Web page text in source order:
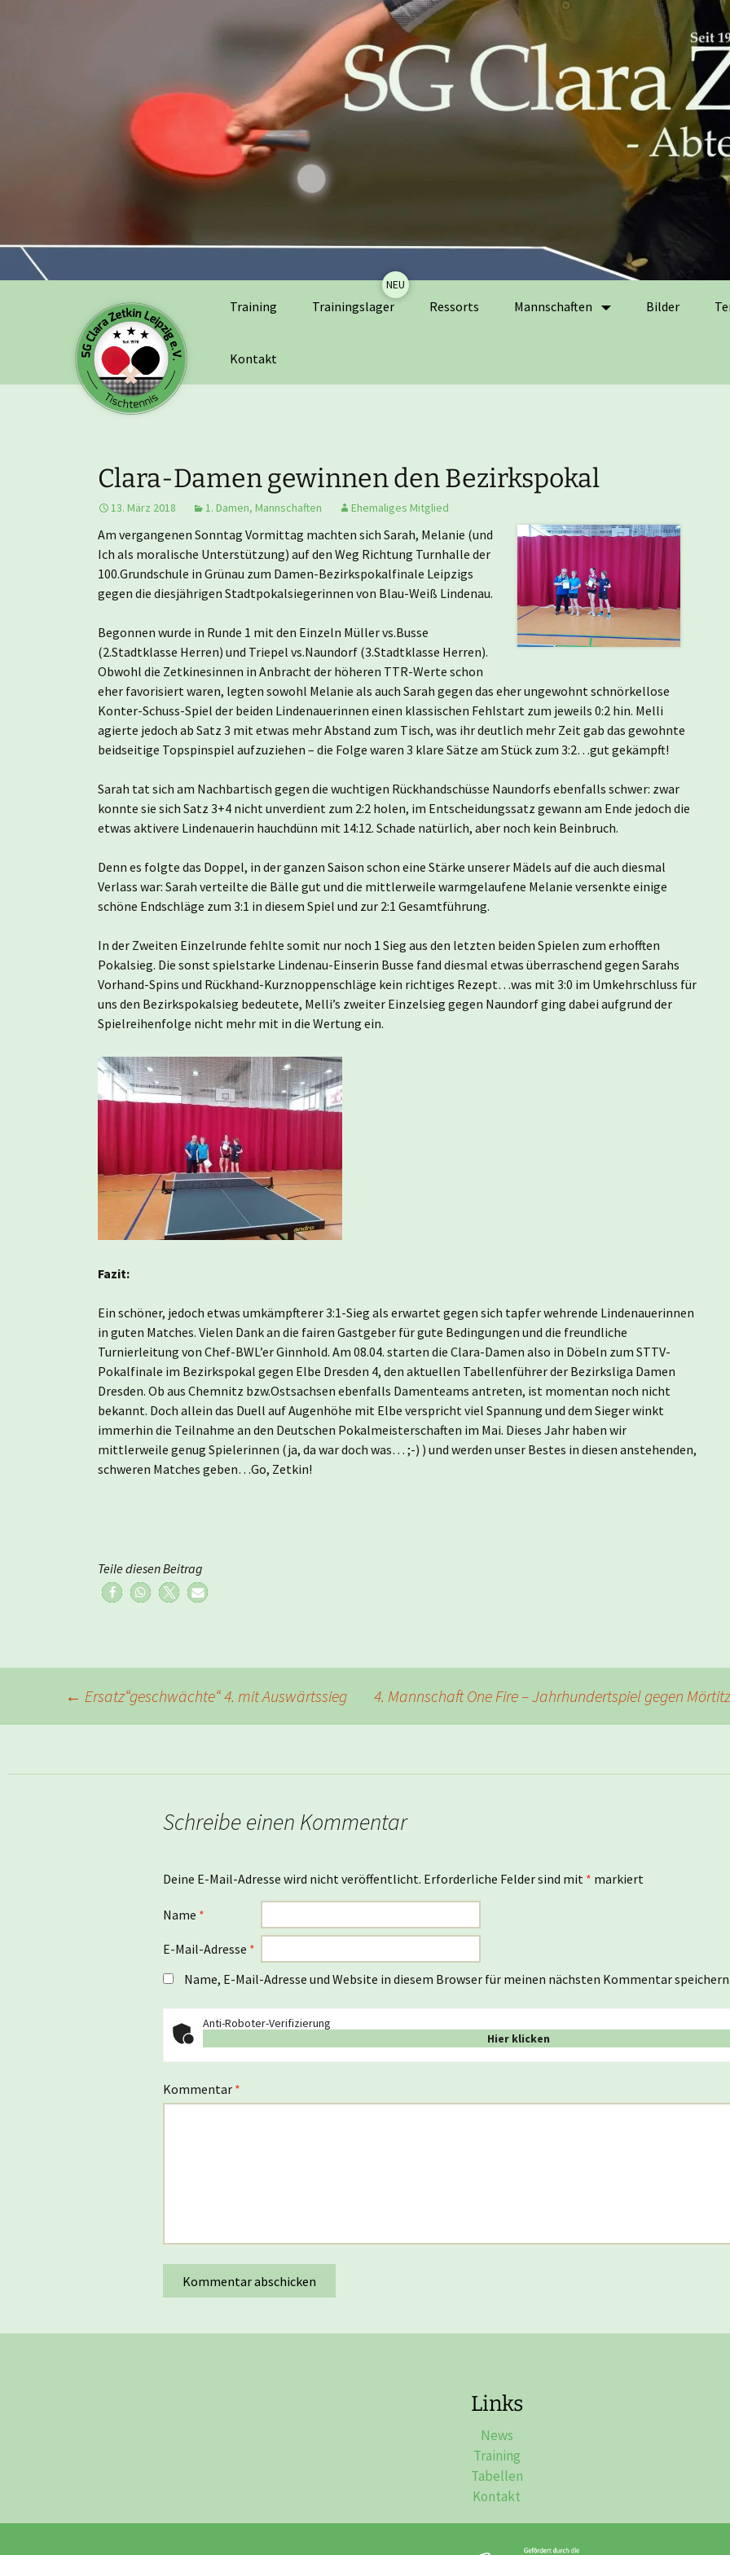
Inhalt
Training Trainingslager Ressorts Mannschaften Bilder
Kontakt
Clara-Damen gewinnen den Bezirkspokal
13. März 2018 1. Damen, Mannschaften Ehemaliges Mitglied
Am vergangenen Sonntag Vormittag machten sich Sarah, Melanie (und
Ich als moralische Unterstützung) auf den Weg Richtung Turnhalle der
100.Grundschule in Grünau zum Damen-Bezirkspokalfinale Leipzigs
gegen die diesjährigen Stadtpokalsiegerinnen von Blau-Weiß Lindenau.
Begonnen wurde in Runde 1 mit den Einzeln Müller vs.Busse
(2.Stadtklasse Herren) und Triepel vs.Naundorf (3.Stadtklasse Herren).
Obwohl die Zetkinesinnen in Anbracht der höheren TTR-Werte schon
eher favorisiert waren, legten sowohl Melanie als auch Sarah gegen das eher ungewohnt schnörkellose
Konter-Schuss-Spiel der beiden Lindenauerinnen einen klassischen Fehlstart zum jeweils 0:2 hin. Melli
agierte jedoch ab Satz 3 mit etwas mehr Abstand zum Tisch, was ihr deutlich mehr Zeit gab das gewohnte
beidseitige Topspinspiel aufzuziehen – die Folge waren 3 klare Sätze am Stück zum 3:2…gut gekämpft!
Sarah tat sich am Nachbartisch gegen die wuchtigen Rückhandschüsse Naundorfs ebenfalls schwer: zwar
konnte sie sich Satz 3+4 nicht unverdient zum 2:2 holen, im Entscheidungssatz gewann am Ende jedoch die
etwas aktivere Lindenauerin hauchdünn mit 14:12. Schade natürlich, aber noch kein Beinbruch.
Denn es folgte das Doppel, in der ganzen Saison schon eine Stärke unserer Mädels auf die auch diesmal
Verlass war: Sarah verteilte die Bälle gut und die mittlerweile warmgelaufene Melanie versenkte einige
schöne Endschläge zum 3:1 in diesem Spiel und zur 2:1 Gesamtführung.
In der Zweiten Einzelrunde fehlte somit nur noch 1 Sieg aus den letzten beiden Spielen zum erhofften
Pokalsieg. Die sonst spielstarke Lindenau-Einserin Busse fand diesmal etwas überraschend gegen Sarahs
Vorhand-Spins und Rückhand-Kurznoppenschläge kein richtiges Rezept…was mit 3:0 im Umkehrschluss für
uns den Bezirkspokalsieg bedeutete, Melli’s zweiter Einzelsieg gegen Naundorf ging dabei aufgrund der
Spielreihenfolge nicht mehr mit in die Wertung ein.
Fazit:
Ein schöner, jedoch etwas umkämpfterer 3:1-Sieg als erwartet gegen sich tapfer wehrende Lindenauerinnen
in guten Matches. Vielen Dank an die fairen Gastgeber für gute Bedingungen und die freundliche
Turnierleitung von Chef-BWL’er Ginnhold. Am 08.04. starten die Clara-Damen also in Döbeln zum STTV-
Pokalfinale im Bezirkspokal gegen Elbe Dresden 4, den aktuellen Tabellenführer der Bezirksliga Damen
Dresden. Ob aus Chemnitz bzw.Ostsachsen ebenfalls Damenteams antreten, ist momentan noch nicht
bekannt. Doch allein das Duell auf Augenhöhe mit Elbe verspricht viel Spannung und dem Sieger winkt
immerhin die Teilnahme an den Deutschen Pokalmeisterschaften im Mai. Dieses Jahr haben wir
mittlerweile genug Spielerinnen (ja, da war doch was… ;-) ) und werden unser Bestes in diesen anstehenden,
schweren Matches geben…Go, Zetkin!
Teile diesen Beitrag
Beitragsnavigation
← Ersatz“geschwächte“ 4. mit Auswärtssieg 4. Mannschaft One Fire – Jahrhundertspiel gegen
Schreibe einen Kommentar
Deine E-Mail-Adresse wird nicht veröffentlicht. Erforderliche Felder sind mit * markiert
Name *
E-Mail-Adresse *
Name, E-Mail-Adresse und Website in diesem Browser für meinen nächsten Kommentar speichern.
Anti-Roboter-Verifizierung
Hier klicken
Kommentar *
Links
News
Training
Tabellen
Kontakt